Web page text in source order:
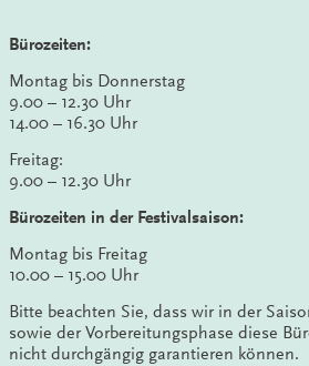
Bürozeiten:
Montag bis Donnerstag
9.00 – 12.30 Uhr
14.00 – 16.30 Uhr
Freitag:
9.00 – 12.30 Uhr
Bürozeiten in der Festivalsaison:
Montag bis Freitag
10.00 – 15.00 Uhr
Bitte beachten Sie, dass wir in der
sowie der Vorbereitungsphase diese
nicht durchgängig garantieren können.